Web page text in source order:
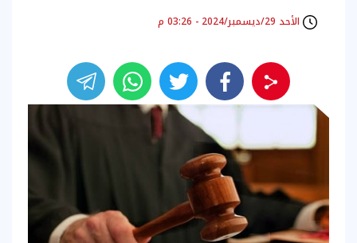
الأحد 29/ديسمبر/2024 - 03:26 م